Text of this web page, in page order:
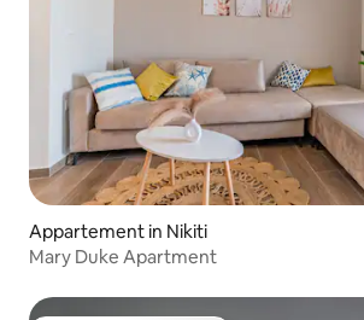
Appartement in Nikiti
Mary Duke Apartment